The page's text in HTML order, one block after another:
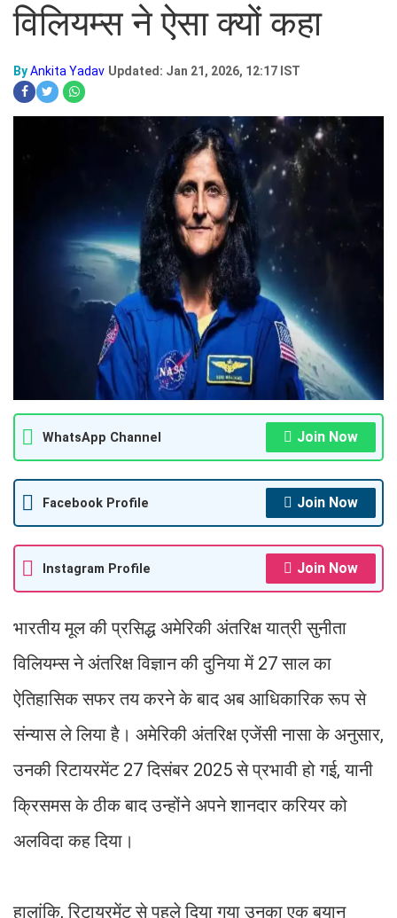
विलियम्स ने ऐसा क्यों कहा
ByAnkita Yadav Updated: Jan 21, 2026, 12:17 IST
WhatsApp Channel Join Now
Facebook Profile Join Now
Instagram Profile Join Now
भारतीय मूल की प्रसिद्ध अमेरिकी अंतरिक्ष यात्री सुनीता
विलियम्स ने अंतरिक्ष विज्ञान की दुनिया में 27 साल का
ऐतिहासिक सफर तय करने के बाद अब आधिकारिक रूप से
संन्यास ले लिया है। अमेरिकी अंतरिक्ष एजेंसी नासा के अनुसार,
उनकी रिटायरमेंट 27 दिसंबर 2025 से प्रभावी हो गई, यानी
क्रिसमस के ठीक बाद उन्होंने अपने शानदार करियर को
अलविदा कह दिया।
हालांकि, रिटायरमेंट से पहले दिया गया उनका एक बयान